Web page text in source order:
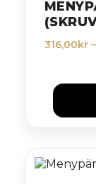
316,00kr –